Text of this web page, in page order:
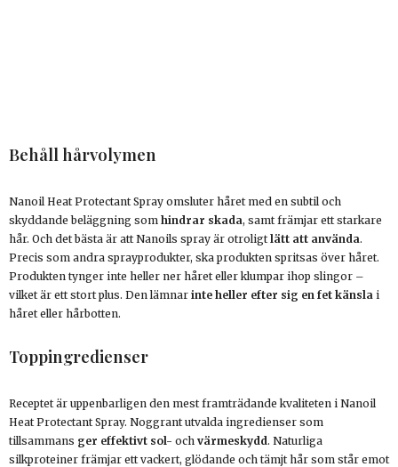
Behåll hårvolymen
Nanoil Heat Protectant Spray omsluter håret med en subtil och
skyddande beläggning som hindrar skada, samt främjar ett starkare
hår. Och det bästa är att Nanoils spray är otroligt lätt att använda.
Precis som andra sprayprodukter, ska produkten spritsas över håret.
Produkten tynger inte heller ner håret eller klumpar ihop slingor –
vilket är ett stort plus. Den lämnar inte heller efter sig en fet känsla i
håret eller hårbotten.
Toppingredienser
Receptet är uppenbarligen den mest framträdande kvaliteten i Nanoil
Heat Protectant Spray. Noggrant utvalda ingredienser som
tillsammans ger effektivt sol- och värmeskydd. Naturliga
silkproteiner främjar ett vackert, glödande och tämjt hår som står emot